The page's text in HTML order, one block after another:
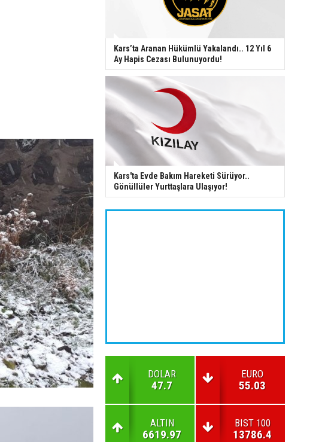
Kars’ta Aranan Hükümlü Yakalandı.. 12 Yıl 6
Ay Hapis Cezası Bulunuyordu!
Kars'ta Evde Bakım Hareketi Sürüyor..
Gönüllüler Yurttaşlara Ulaşıyor!
DOLAR
47.7
EURO
55.03
ALTIN
6619.97
BIST 100
13786.4